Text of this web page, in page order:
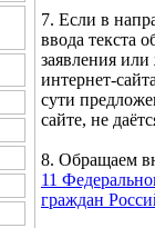
7. Если в
ввода текста
заявления
интернет-
сути
сайте, не
8. Обращаем
11
граждан